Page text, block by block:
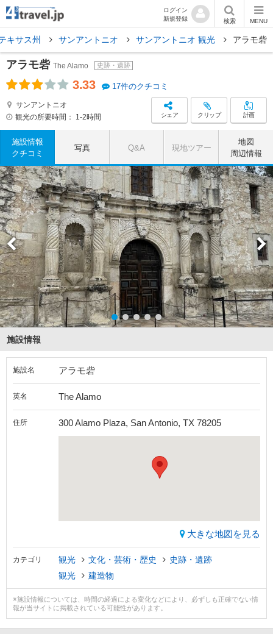
ログイン
新規登録
検索 MENU
キサス州 サンアントニオ サンアントニオ 観光 アラモ砦
アラモ砦 The Alamo 史跡・遺跡
3.33 17件のクチコミ
サンアントニオ
観光の所要時間：
1-2時間 シェア クリップ 計画
施設情報
クチコミ
写真 Q&A 現地ツアー
地図
周辺情報
施設情報
施設名 アラモ砦
英名 The Alamo
住所 300 Alamo Plaza, San Antonio, TX 78205
大きな地図を見る
カテゴリ 観光 文化・芸術・歴史
史跡・遺跡
観光
建造物
※施設情報については、時間の経過による変化などにより、必ずしも正確でない情
報が当サイトに掲載されている可能性があります。